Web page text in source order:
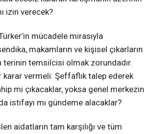
izin verecek?
mücadele mirasıyla
makamların ve kişisel çıkarların
terinin temsilcisi olmak zorundadır.
karar vermeli: Şeffaflık talep ederek
mi çıkacaklar, yoksa genel merkezin
istifayı mı gündeme alacaklar?
aidatların tam karşılığı ve tüm